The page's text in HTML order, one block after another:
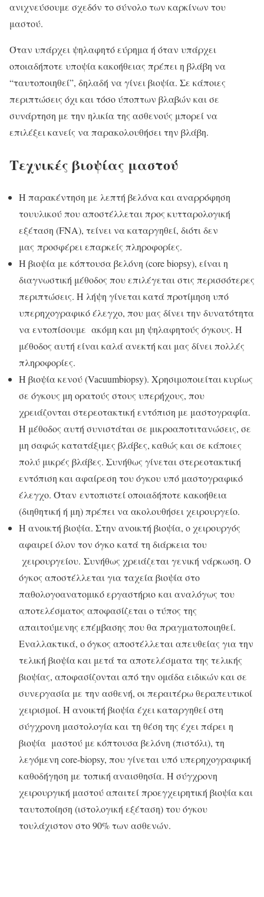
ανιχνεύσουμε σχεδόν το σύνολο των καρκίνων του
μαστού.
Όταν υπάρχει ψηλαφητό εύρημα ή όταν υπάρχει
οποιαδήποτε υποψία κακοήθειας πρέπει η βλάβη να
“ταυτοποιηθεί”, δηλαδή να γίνει βιοψία. Σε κάποιες
περιπτώσεις όχι και τόσο ύποπτων βλαβών και σε
συνάρτηση με την ηλικία της ασθενούς μπορεί να
επιλέξει κανείς να παρακολουθήσει την βλάβη.
Τεχνικές βιοψίας μαστού
Η παρακέντηση με λεπτή βελόνα και αναρρόφηση
τουυλικού που αποστέλλεται προς κυτταρολογική
εξέταση (FNA), τείνει να καταργηθεί, διότι δεν
μας προσφέρει επαρκείς πληροφορίες.
Η βιοψία με κόπτουσα βελόνη (core biopsy), είναι η
διαγνωστική μέθοδος που επιλέγεται στις περισσότερες
περιπτώσεις. Η λήψη γίνεται κατά προτίμηση υπό
υπερηχογραφικό έλεγχο, που μας δίνει την δυνατότητα
να εντοπίσουμε ακόμη και μη ψηλαφητούς όγκους. Η
μέθοδος αυτή είναι καλά ανεκτή και μας δίνει πολλές
πληροφορίες.
Η βιοψία κενού (Vacuumbiopsy). Χρησιμοποιείται κυρίως
σε όγκους μη ορατούς στους υπερήχους, που
χρειάζονται στερεοτακτική εντόπιση με μαστογραφία.
Η μέθοδος αυτή συνιστάται σε μικροαποτιτανώσεις, σε
μη σαφώς κατατάξιμες βλάβες, καθώς και σε κάποιες
πολύ μικρές βλάβες. Συνήθως γίνεται στερεοτακτική
εντόπιση και αφαίρεση του όγκου υπό μαστογραφικό
έλεγχο. Όταν εντοπιστεί οποιαδήποτε κακοήθεια
(διηθητική ή μη) πρέπει να ακολουθήσει χειρουργείο.
Η ανοικτή βιοψία. Στην ανοικτή βιοψία, ο χειρουργός
αφαιρεί όλον τον όγκο κατά τη διάρκεια του
χειρουργείου. Συνήθως χρειάζεται γενική νάρκωση. Ο
όγκος αποστέλλεται για ταχεία βιοψία στο
παθολογοανατομικό εργαστήριο και αναλόγως του
αποτελέσματος αποφασίζεται ο τύπος της
απαιτούμενης επέμβασης που θα πραγματοποιηθεί.
Εναλλακτικά, ο όγκος αποστέλλεται απευθείας για την
τελική βιοψία και μετά τα αποτελέσματα της τελικής
βιοψίας, αποφασίζονται από την ομάδα ειδικών και σε
συνεργασία με την ασθενή, οι περαιτέρω θεραπευτικοί
χειρισμοί. Η ανοικτή βιοψία έχει καταργηθεί στη
σύγχρονη μαστολογία και τη θέση της έχει πάρει η
βιοψία μαστού με κόπτουσα βελόνη (πιστόλι), τη
λεγόμενη core-biopsy, που γίνεται υπό υπερηχογραφική
καθοδήγηση με τοπική αναισθησία. Η σύγχρονη
χειρουργική μαστού απαιτεί προεγχειρητική βιοψία και
ταυτοποίηση (ιστολογική εξέταση) του όγκου
τουλάχιστον στο 90% των ασθενών.